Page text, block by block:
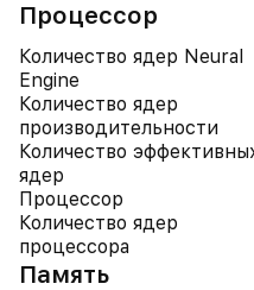
Процессор
Количество ядер Neural
Engine
Количество ядер
производительности
Количество
ядер
Процессор
Количество ядер
процессора
Память